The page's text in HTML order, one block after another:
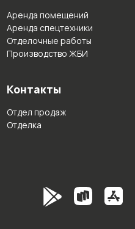
Аренда помещений
Аренда спецтехники
Отделочные работы
Производство ЖБИ
Контакты
Отдел продаж
Отделка